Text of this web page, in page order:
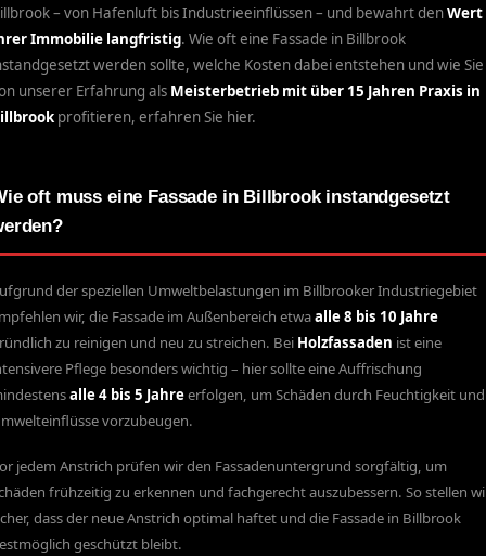
– von Hafenluft bis Industrieeinflüssen – und bewahrt denWert
Immobilie langfristig. Wie oft eine Fassade in Billbrook
werden sollte, welche Kosten dabei entstehen und wie Sie
unserer Erfahrung als Meisterbetrieb mit über 15 Jahren Praxis in
profitieren, erfahren Sie hier.
oft muss eine Fassade in Billbrook instandgesetzt
der speziellen Umweltbelastungen im Billbrooker Industriegebiet
wir, die Fassade im Außenbereich etwaalle 8 bis 10 Jahre
zu reinigen und neu zu streichen. Bei Holzfassaden ist eine
Pflege besonders wichtig – hier sollte eine Auffrischung
alle 4 bis 5 Jahreerfolgen, um Schäden durch Feuchtigkeit und
vorzubeugen.
jedem Anstrich prüfen wir den Fassadenuntergrund sorgfältig, um
frühzeitig zu erkennen und fachgerecht auszubessern. So stellen
dass der neue Anstrich optimal haftet und die Fassade in Billbrook
geschützt bleibt.